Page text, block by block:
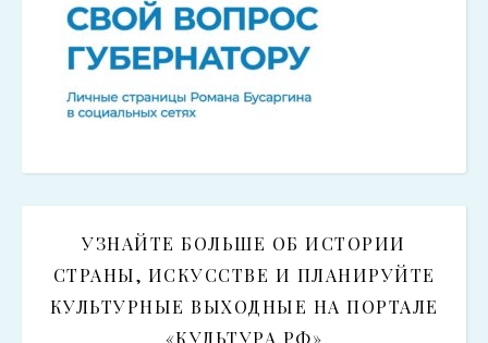
УЗНАЙТЕ БОЛЬШЕ ОБ ИСТОРИИ
СТРАНЫ, ИСКУССТВЕ И ПЛАНИРУЙТЕ
КУЛЬТУРНЫЕ ВЫХОДНЫЕ НА ПОРТАЛЕ
«КУЛЬТУРА.РФ»